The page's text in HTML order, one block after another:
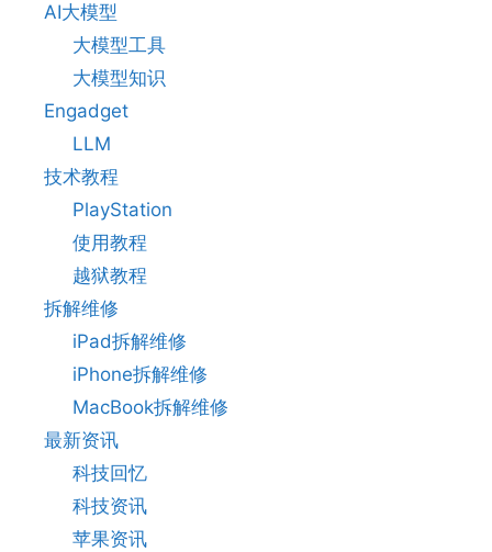
AI大模型
大模型工具
大模型知识
Engadget
LLM
技术教程
PlayStation
使用教程
越狱教程
拆解维修
iPad拆解维修
iPhone拆解维修
MacBook拆解维修
最新资讯
科技回忆
科技资讯
苹果资讯